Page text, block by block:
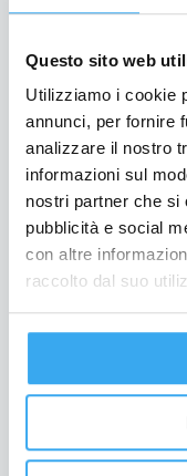
Questo sito web
Utilizziamo i cookie
annunci, per fornire
analizzare il nostro
informazioni sul
nostri partner che si
pubblicità e social
con altre
raccolto dal suo
Per le aziende
Bando Torno Subito
Servizio Placement
Business School
GEMA Società Benefit
Scopri GEMA
Docenti
Staff
Testimonianze
GEMA Village
Contatti